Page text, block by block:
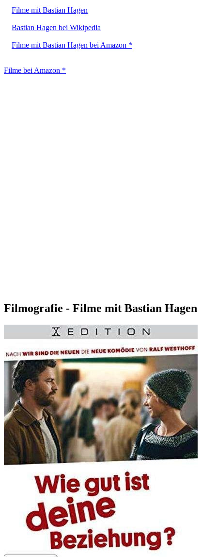
Filme mit Bastian Hagen
Bastian Hagen bei Wikipedia
Filme mit Bastian Hagen bei Amazon *
Filme bei Amazon *
Filmografie - Filme mit Bastian Hagen